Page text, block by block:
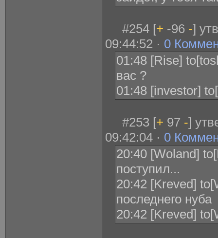
#254 [+ -96 -]
09:44:52 · 0
01:48 [Rise]
вас ?
01:48 [investor]
#253 [+ 97 -]
09:42:04 · 0
20:40 [Woland]
поступил...
20:42 [Kreved]
последнего нуба
20:42 [Kreved]